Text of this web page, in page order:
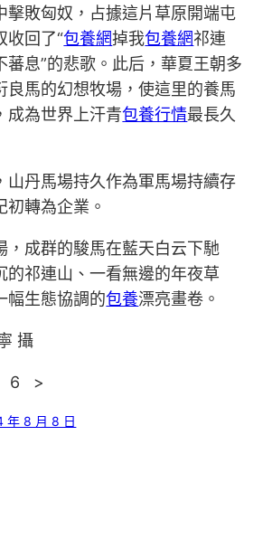
擊敗匈奴，占據這片草原開端屯
收回了“包養網掉我包養網祁連
蕃息”的悲歌。此后，華夏王朝多
良馬的幻想牧場，使這里的養馬
成為世界上汗青包養行情最長久
山丹馬場持久作為軍馬場持續存
初轉為企業。
，成群的駿馬在藍天白云下馳
的祁連山、一看無邊的年夜草
幅生態協調的包養漂亮畫卷。
攝
6 >
年 8 月 8 日